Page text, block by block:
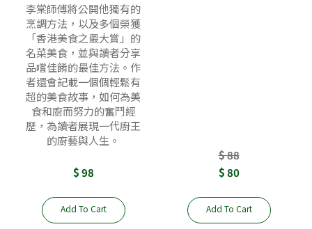
李棠師傅將公開他獨有的
烹調方法，以及多個榮獲
「香港美食之最大賞」的
名菜美食，並與讀者分享
品嚐佳餚的最佳方法。作
者還會記載一個個輕鬆有
超的美食故事，如何為美
食和廚而努力的奮鬥經
歷，為讀者展現一代廚王
的廚藝與人生。
$ 98
Add To Cart
$ 88
$ 80
Add To Cart